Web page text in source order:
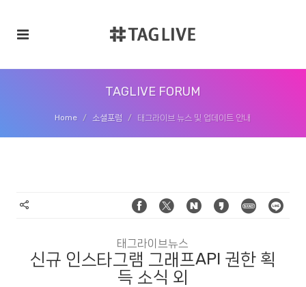
TAGLIVE FORUM
Home 소셜포럼 태그라이브 뉴스 및 업데이트 안내
태그라이브뉴스
신규 인스타그램 그래프API 권한 획
득 소식 외